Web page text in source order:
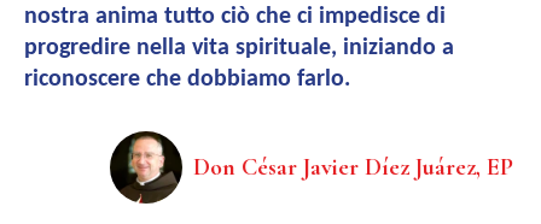
nostra anima tutto ciò che ci impedisce di
progredire nella vita spirituale, iniziando a
riconoscere che dobbiamo farlo.
Don César Javier Díez Juárez, EP